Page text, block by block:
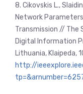
8. Cikovskis L.,
Network
Transmission // The
Digital Information
Lithuania, Klaipeda,
http://